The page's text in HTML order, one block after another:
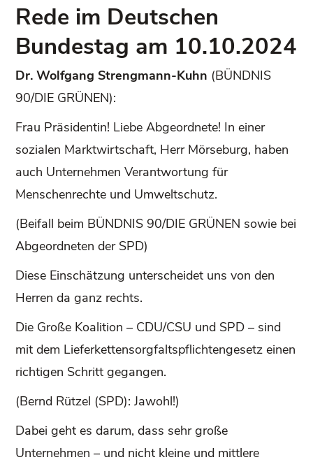
Rede im Deutschen
Bundestag am 10.10.2024
Dr. Wolfgang Strengmann-Kuhn (BÜNDNIS
90/DIE GRÜNEN):
Frau Präsidentin! Liebe Abgeordnete! In einer
sozialen Marktwirtschaft, Herr Mörseburg, haben
auch Unternehmen Verantwortung für
Menschenrechte und Umweltschutz.
(Beifall beim BÜNDNIS 90/DIE GRÜNEN sowie bei
Abgeordneten der SPD)
Diese Einschätzung unterscheidet uns von den
Herren da ganz rechts.
Die Große Koalition – CDU/CSU und SPD – sind
mit dem Lieferkettensorgfaltspflichtengesetz einen
richtigen Schritt gegangen.
(Bernd Rützel (SPD): Jawohl!)
Dabei geht es darum, dass sehr große
Unternehmen – und nicht kleine und mittlere